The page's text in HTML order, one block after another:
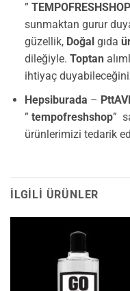
” TEMPOFRESHSHOP
sunmaktan gurur
güzellik, Doğalgıda
dileğiyle. Toptan
ihtiyaç
Hepsiburada –
” tempofreshshop”
ürünlerimizi tedarik
İLGILI ÜRÜNLER